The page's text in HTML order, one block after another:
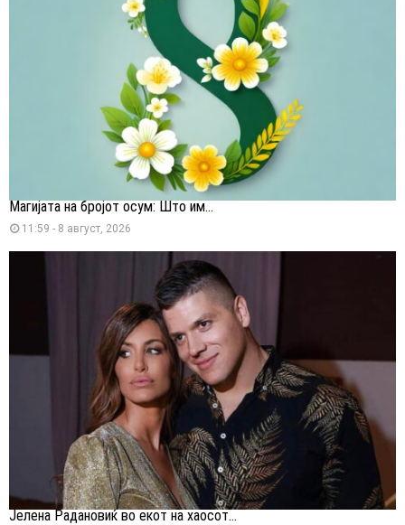
Магијата на бројот осум: Што им...
11:59 - 8 август, 2026
Јелена Радановиќ во екот на хаосот...